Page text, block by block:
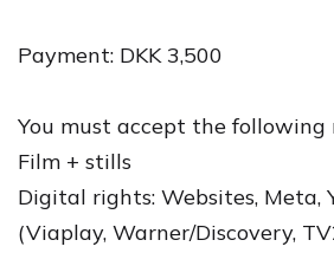
Payment: DKK 3,500
You must accept the following
Film + stills
Digital rights: Websites, Meta,
(Viaplay, Warner/Discovery,